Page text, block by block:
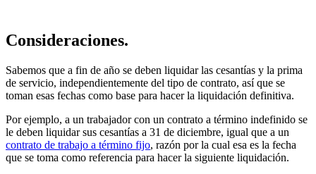
Consideraciones.
Sabemos que a fin de año se deben liquidar las cesantías y la prima
de servicio, independientemente del tipo de contrato, así que se
toman esas fechas como base para hacer la liquidación definitiva.
Por ejemplo, a un trabajador con un contrato a término indefinido se
le deben liquidar sus cesantías a 31 de diciembre, igual que a un
contrato de trabajo a término fijo, razón por la cual esa es la fecha
que se toma como referencia para hacer la siguiente liquidación.